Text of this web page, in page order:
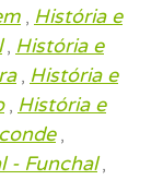
, História e
, História e
, História e
, História e
,
- Funchal,